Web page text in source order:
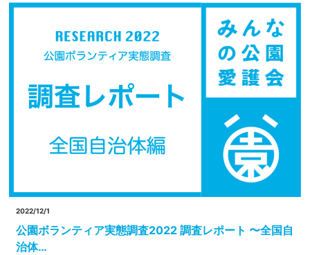
2022/12/1
公園ボランティア実態調査2022 調査レポート 〜全国自
治体…